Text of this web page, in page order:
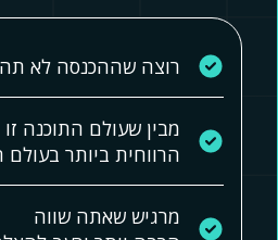
רוצה שההכנסה לא
מבין שעולם התוכנה
הרווחית ביותר
מרגיש שאתה שווה